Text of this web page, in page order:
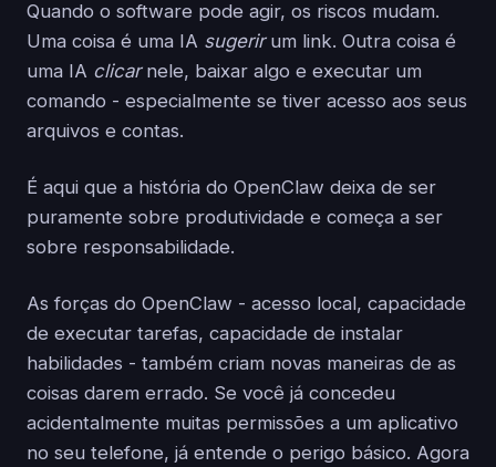
Quando o software pode agir, os riscos mudam.
Uma coisa é uma IA sugerirum link. Outra coisa é
uma IA clicarnele, baixar algo e executar um
comando - especialmente se tiver acesso aos seus
arquivos e contas.
É aqui que a história do OpenClaw deixa de ser
puramente sobre produtividade e começa a ser
sobre responsabilidade.
As forças do OpenClaw - acesso local, capacidade
de executar tarefas, capacidade de instalar
habilidades - também criam novas maneiras de as
coisas darem errado. Se você já concedeu
acidentalmente muitas permissões a um aplicativo
no seu telefone, já entende o perigo básico. Agora